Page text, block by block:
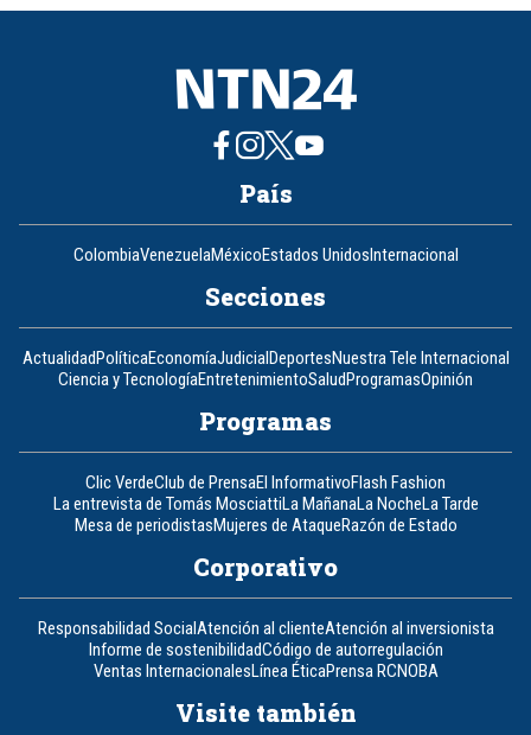
8
País
ColombiaVenezuelaMéxicoEstados UnidosInternacional
Secciones
ActualidadPolíticaEconomíaJudicialDeportesNuestra Tele Internacional
Ciencia y TecnologíaEntretenimientoSaludProgramasOpinión
Programas
Clic VerdeClub de PrensaEl InformativoFlash Fashion
La entrevista de Tomás MosciattiLa MañanaLa NocheLa Tarde
Mesa de periodistasMujeres de AtaqueRazón de Estado
Corporativo
Responsabilidad SocialAtención al clienteAtención al inversionista
Informe de sostenibilidadCódigo de autorregulación
Ventas InternacionalesLínea ÉticaPrensa RCNOBA
Visite también